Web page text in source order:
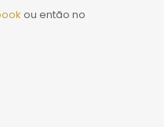
ou então no